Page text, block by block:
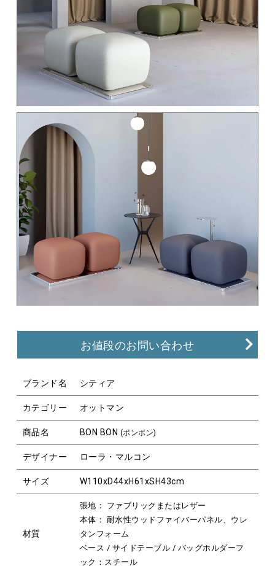
お値段のお問い合わせ
ブランド名 シティア
カテゴリー オットマン
商品名 BON BON (ボンボン)
デザイナー ローラ・マルコン
サイズ W110xD44xH61xSH43cm
材質
張地： ファブリックまたはレザー
本体： 耐水性ウッドファイバーパネル、ウレ
タンフォーム
ベース / サイドテーブル / バッグホルダーフ
ック：スチール